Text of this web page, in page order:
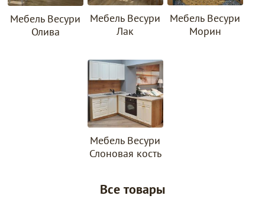
Мебель Весури
Олива
Мебель Весури
Лак
Мебель Весури
Морин
Мебель Весури
Слоновая кость
Все товары